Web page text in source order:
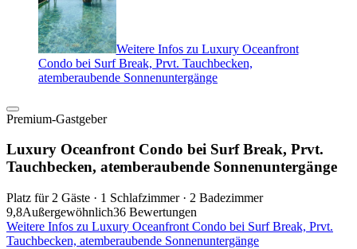
Weitere Infos zu Luxury Oceanfront
Condo bei Surf Break, Prvt. Tauchbecken,
atemberaubende Sonnenuntergänge
Premium-Gastgeber
Luxury Oceanfront Condo bei Surf Break, Prvt.
Tauchbecken, atemberaubende Sonnenuntergänge
Platz für 2 Gäste · 1 Schlafzimmer · 2 Badezimmer
9,8Außergewöhnlich36 Bewertungen
Weitere Infos zu Luxury Oceanfront Condo bei Surf Break, Prvt.
Tauchbecken, atemberaubende Sonnenuntergänge